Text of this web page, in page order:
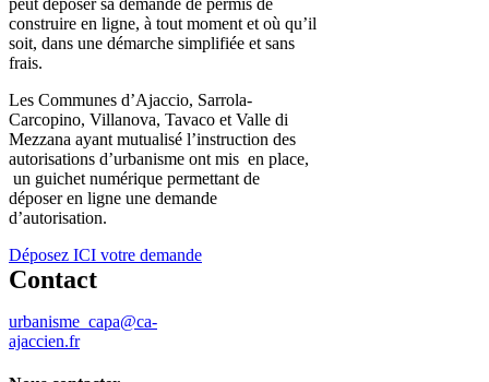
construire en ligne, à tout moment et où qu’il
soit, dans une démarche simplifiée et sans
frais.
Les Communes d’Ajaccio, Sarrola-
Carcopino, Villanova, Tavaco et Valle di
Mezzana ayant mutualisé l’instruction des
autorisations d’urbanisme ont mis en place,
un guichet numérique permettant de
déposer en ligne une demande
d’autorisation.
Déposez ICI votre demande
Contact
urbanisme_capa@ca-
ajaccien.fr